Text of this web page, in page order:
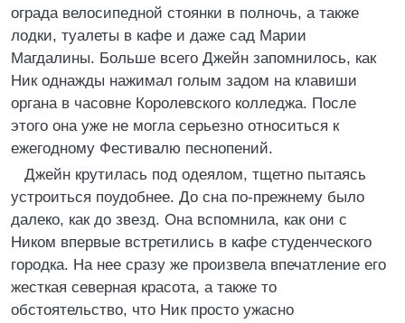
ограда велосипедной стоянки в полночь, а также
лодки, туалеты в кафе и даже сад Марии
Магдалины. Больше всего Джейн запомнилось, как
Ник однажды нажимал голым задом на клавиши
органа в часовне Королевского колледжа. После
этого она уже не могла серьезно относиться к
ежегодному Фестивалю песнопений.
Джейн крутилась под одеялом, тщетно пытаясь
устроиться поудобнее. До сна по-прежнему было
далеко, как до звезд. Она вспомнила, как они с
Ником впервые встретились в кафе студенческого
городка. На нее сразу же произвела впечатление его
жесткая северная красота, а также то
обстоятельство, что Ник просто ужасно